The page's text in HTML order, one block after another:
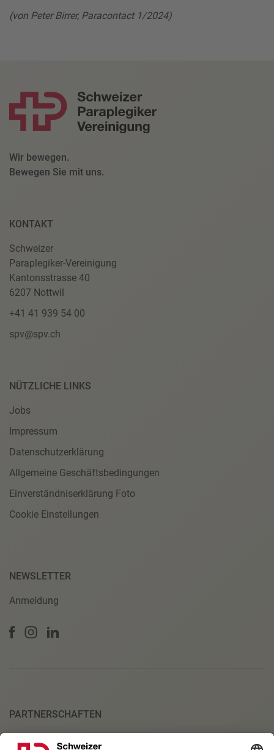
(von Peter Birrer, Paracontact 1/2024)
Wir bewegen.
Bewegen Sie mit uns.
KONTAKT
Schweizer
Paraplegiker-Vereinigung
Kantonsstrasse 40
6207 Nottwil
+41 41 939 54 00
spv@spv.ch
NÜTZLICHE LINKS
Jobs
Impressum
Datenschutzerklärung
Allgemeine Geschäftsbedingungen
Einverständniserklärung Foto
Cookie Einstellungen
NEWSLETTER
Anmeldung
PARTNERSCHAFTEN